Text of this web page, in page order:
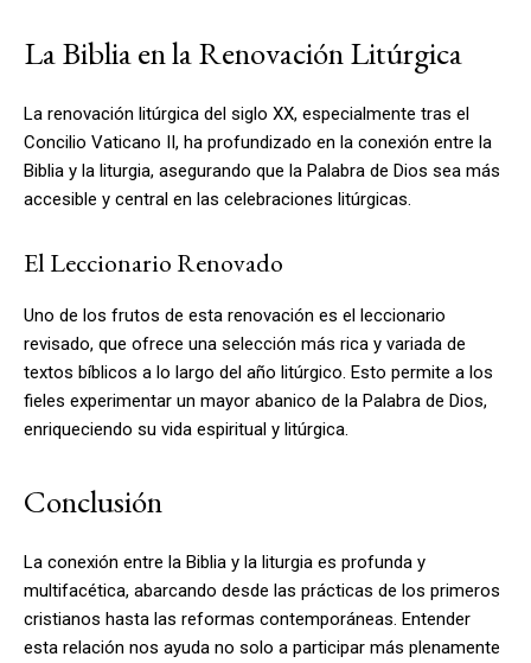
La Biblia en la Renovación Litúrgica
La renovación litúrgica del siglo XX, especialmente tras el
Concilio Vaticano II, ha profundizado en la conexión entre la
Biblia y la liturgia, asegurando que la Palabra de Dios sea más
accesible y central en las celebraciones litúrgicas.
El Leccionario Renovado
Uno de los frutos de esta renovación es el leccionario
revisado, que ofrece una selección más rica y variada de
textos bíblicos a lo largo del año litúrgico. Esto permite a los
fieles experimentar un mayor abanico de la Palabra de Dios,
enriqueciendo su vida espiritual y litúrgica.
Conclusión
La conexión entre la Biblia y la liturgia es profunda y
multifacética, abarcando desde las prácticas de los primeros
cristianos hasta las reformas contemporáneas. Entender
esta relación nos ayuda no solo a participar más plenamente